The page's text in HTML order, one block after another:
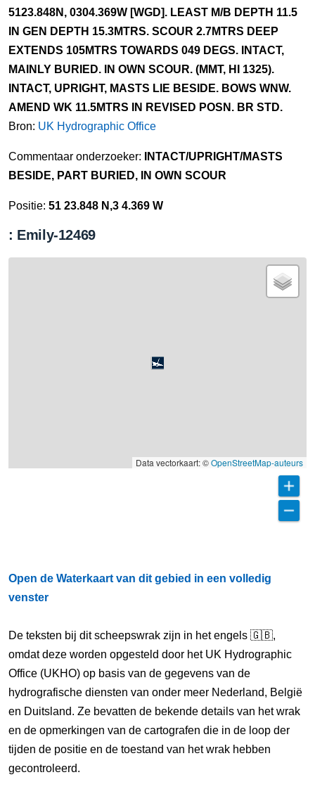
5123.848N, 0304.369W [WGD]. LEAST M/B DEPTH 11.5
IN GEN DEPTH 15.3MTRS. SCOUR 2.7MTRS DEEP
EXTENDS 105MTRS TOWARDS 049 DEGS. INTACT,
MAINLY BURIED. IN OWN SCOUR. (MMT, HI 1325).
INTACT, UPRIGHT, MASTS LIE BESIDE. BOWS WNW.
AMEND WK 11.5MTRS IN REVISED POSN. BR STD.
Bron: UK Hydrographic Office
Commentaar onderzoeker:
INTACT/UPRIGHT/MASTS
BESIDE, PART BURIED, IN OWN SCOUR
Positie: 51 23.848 N,3 4.369 W
: Emily-12469
Data vectorkaart: ©OpenStreetMap-auteurs
Open de Waterkaart van dit gebied in een volledig
venster
De teksten bij dit scheepswrak zijn in het engels 🇬🇧,
omdat deze worden opgesteld door het UK Hydrographic
Office (UKHO) op basis van de gegevens van de
hydrografische diensten van onder meer Nederland, België
en Duitsland. Ze bevatten de bekende details van het wrak
en de opmerkingen van de cartografen die in de loop der
tijden de positie en de toestand van het wrak hebben
gecontroleerd.